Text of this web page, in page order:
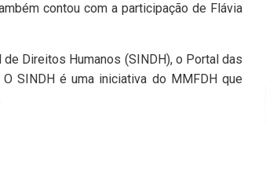
contou com a participação de Flávia
Direitos Humanos (SINDH), o Portal das
SINDH é uma iniciativa do MMFDH que